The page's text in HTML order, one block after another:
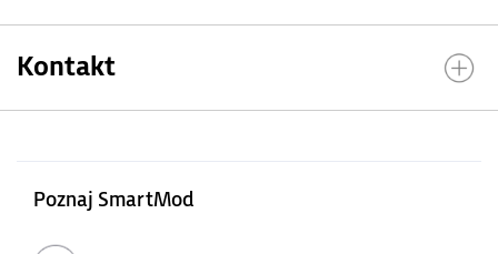
Kontakt
Poznaj SmartMod